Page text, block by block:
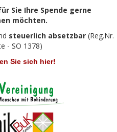
Sie Ihre Spende gerne
möchten.
steuerlich absetzbar(Reg.Nr.
- SO 1378)
Sie sich hier!